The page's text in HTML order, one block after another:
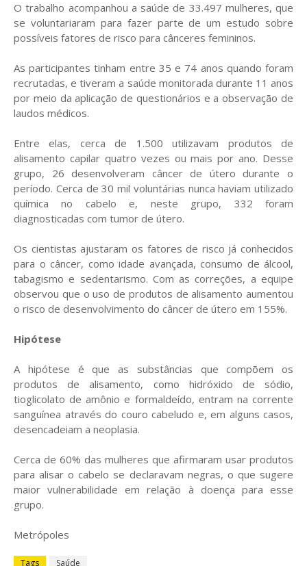
O trabalho acompanhou a saúde de 33.497 mulheres, que
se voluntariaram para fazer parte de um estudo sobre
possíveis fatores de risco para cânceres femininos.
As participantes tinham entre 35 e 74 anos quando foram
recrutadas, e tiveram a saúde monitorada durante 11 anos
por meio da aplicação de questionários e a observação de
laudos médicos.
Entre elas, cerca de 1.500 utilizavam produtos de
alisamento capilar quatro vezes ou mais por ano. Desse
grupo, 26 desenvolveram câncer de útero durante o
período. Cerca de 30 mil voluntárias nunca haviam utilizado
química no cabelo e, neste grupo, 332 foram
diagnosticadas com tumor de útero.
Os cientistas ajustaram os fatores de risco já conhecidos
para o câncer, como idade avançada, consumo de álcool,
tabagismo e sedentarismo. Com as correções, a equipe
observou que o uso de produtos de alisamento aumentou
o risco de desenvolvimento do câncer de útero em 155%.
Hipótese
A hipótese é que as substâncias que compõem os
produtos de alisamento, como hidróxido de sódio,
tioglicolato de amônio e formaldeído, entram na corrente
sanguínea através do couro cabeludo e, em alguns casos,
desencadeiam a neoplasia.
Cerca de 60% das mulheres que afirmaram usar produtos
para alisar o cabelo se declaravam negras, o que sugere
maior vulnerabilidade em relação à doença para esse
grupo.
Metrópoles
Tags Saúde